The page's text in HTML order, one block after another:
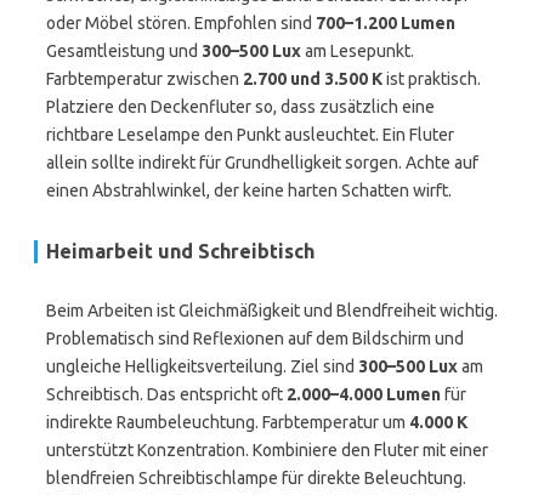
oder Möbel stören. Empfohlen sind 700–1.200 Lumen
Gesamtleistung und 300–500 Luxam Lesepunkt.
Farbtemperatur zwischen 2.700 und 3.500 Kist praktisch.
Platziere den Deckenfluter so, dass zusätzlich eine
richtbare Leselampe den Punkt ausleuchtet. Ein Fluter
allein sollte indirekt für Grundhelligkeit sorgen. Achte auf
einen Abstrahlwinkel, der keine harten Schatten wirft.
Heimarbeit und Schreibtisch
Beim Arbeiten ist Gleichmäßigkeit und Blendfreiheit wichtig.
Problematisch sind Reflexionen auf dem Bildschirm und
ungleiche Helligkeitsverteilung. Ziel sind 300–500 Luxam
Schreibtisch. Das entspricht oft 2.000–4.000 Lumenfür
indirekte Raumbeleuchtung. Farbtemperatur um 4.000 K
unterstützt Konzentration. Kombiniere den Fluter mit einer
blendfreien Schreibtischlampe für direkte Beleuchtung.